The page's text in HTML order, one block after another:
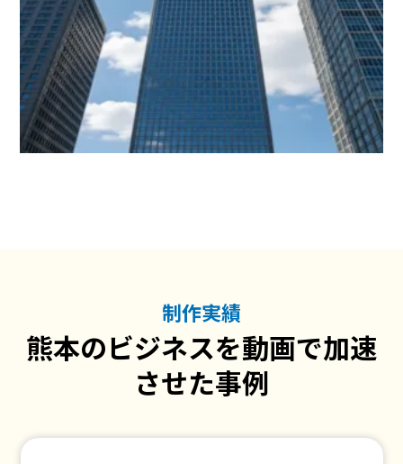
制作実績
熊本のビジネスを動画で加速
させた事例